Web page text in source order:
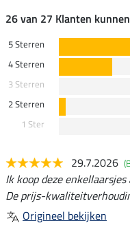
26 van 27 Klanten
5 Sterren
4 Sterren
3 Sterren
2 Sterren
1 Ster
29.7.2026
Ik koop deze
De prijs-
Origineel bekijken